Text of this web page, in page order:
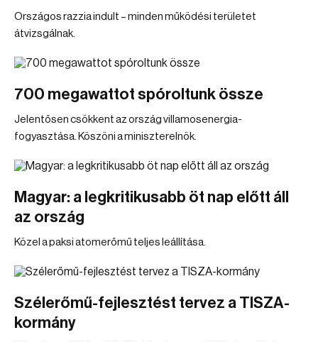
Országos razzia indult – minden működési területet
átvizsgálnak.
700 megawattot spóroltunk össze
Jelentősen csökkent az ország villamosenergia-
fogyasztása. Köszöni a miniszterelnök.
Magyar: a legkritikusabb öt nap előtt áll
az ország
Közel a paksi atomerőmű teljes leállítása.
Szélerőmű-fejlesztést tervez a TISZA-
kormány